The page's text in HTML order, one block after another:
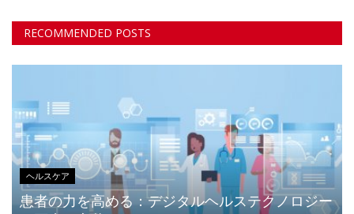
RECOMMENDED POSTS
ヘルスケア
患者の力を高める：デジタルヘルステクノロジー